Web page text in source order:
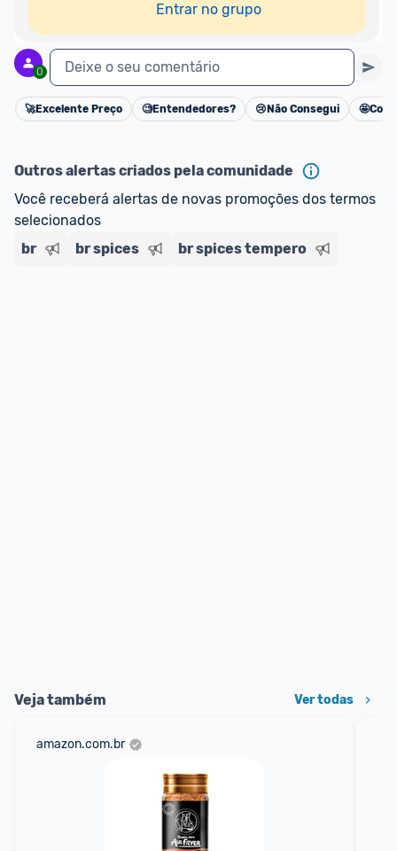
Entrar no grupo
0 Deixe o seu comentário
Cancelar
🚀Excelente Preço 🧐Entendedores? 😢 Não Consegui 🤩
Outros alertas criados pela comunidade
Você receberá alertas de novas promoções dos termos
selecionados
br
br spices br spices tempero
Veja também Ver todas
amazon.com.br